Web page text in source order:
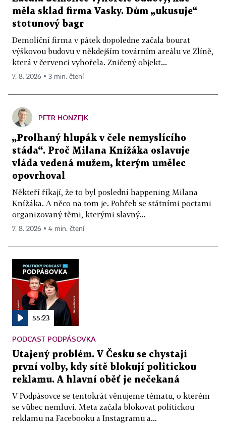
měla sklad firma Vasky. Dům „ukusuje“
stotunový bagr
Demoliční firma v pátek dopoledne začala bourat
výškovou budovu v někdejším továrním areálu ve Zlíně,
která v červenci vyhořela. Zničený objekt...
7. 8. 2026 ▪ 3 min. čtení
PETR HONZEJK
„Prolhaný hlupák v čele nemyslícího
stáda“. Proč Milana Knížáka oslavuje
vláda vedená mužem, kterým umělec
opovrhoval
Někteří říkají, že to byl poslední happening Milana
Knížáka. A něco na tom je. Pohřeb se státními poctami
organizovaný těmi, kterými slavný...
7. 8. 2026 ▪ 4 min. čtení
55:23
PODCAST PODPÁSOVKA
Utajený problém. V Česku se chystají
první volby, kdy sítě blokují politickou
reklamu. A hlavní oběť je nečekaná
V Podpásovce se tentokrát věnujeme tématu, o kterém
se vůbec nemluví. Meta začala blokovat politickou
reklamu na Facebooku a Instagramu a...